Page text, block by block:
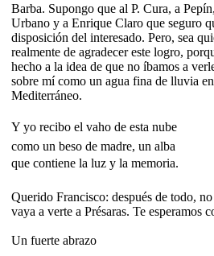
Barba. Supongo que al P. Cura, a
Urbano y a Enrique Claro que seguro
disposición del interesado. Pero, sea
realmente de agradecer este logro,
hecho a la idea de que no íbamos a
sobre mí como un agua fina de lluvia
Mediterráneo.
Y yo recibo el vaho de esta nube
como un beso de madre, un alba
que contiene la luz y la memoria.
Querido Francisco: después de todo,
vaya a verte a Présaras. Te esperamos
Un fuerte abrazo